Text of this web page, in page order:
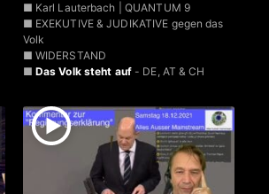
■ Karl Lauterbach | QUANTUM 9
■ EXEKUTIVE & JUDIKATIVE gegen das
Volk
■ WIDERSTAND
■ Das Volk steht auf- DE, AT & CH